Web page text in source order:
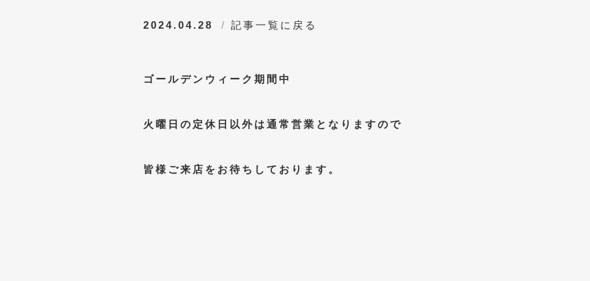
2024.04.28 記事一覧に戻る
ゴールデンウィーク期間中
火曜日の定休日以外は通常営業となりますので
皆様ご来店をお待ちしております。